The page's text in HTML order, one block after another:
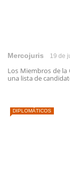
Mercojuris 19 de
Los Miembros de la
una lista de
DIPLOMÁTICOS